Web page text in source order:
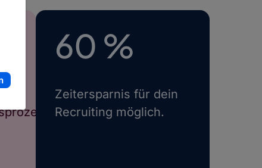
60 %
Zeitersparnis für dein
Recruiting möglich.